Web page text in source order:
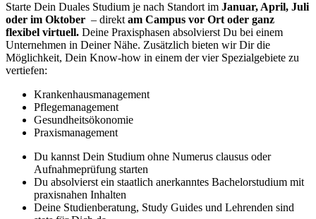
Starte Dein Duales Studium je nach Standort im Januar, April, Juli
oder im Oktober – direkt am Campus vor Ort oder ganz
flexibel virtuell. Deine Praxisphasen absolvierst Du bei einem
Unternehmen in Deiner Nähe. Zusätzlich bieten wir Dir die
Möglichkeit, Dein Know-how in einem der vier Spezialgebiete zu
vertiefen:
Krankenhausmanagement
Pflegemanagement
Gesundheitsökonomie
Praxismanagement
Du kannst Dein Studium ohne Numerus clausus oder
Aufnahmeprüfung starten
Du absolvierst ein staatlich anerkanntes Bachelorstudium mit
praxisnahen Inhalten
Deine Studienberatung, Study Guides und Lehrenden sind